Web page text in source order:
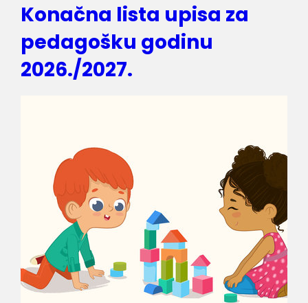
Konačna lista upisa za
pedagošku godinu
2026./2027.